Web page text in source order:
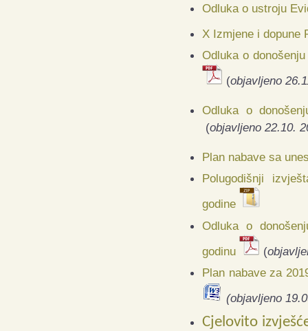
Odluka o ustroju
X Izmjene i dopune
Odluka o
(objavljeno
Odluka o
(objavljeno 22.10.
Plan nabave sa
Polugodišnji
godine
Odluka o
godinu
(
Plan nabave za
(objavljeno
Cjelovito